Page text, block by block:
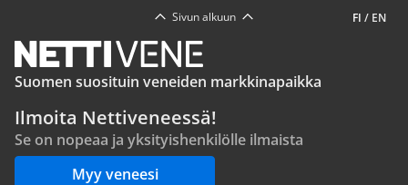
FI / EN
Sivun alkuun
Suomen suosituin veneiden markkinapaikka
Ilmoita Nettiveneessä!
Se on nopeaa ja yksityishenkilölle ilmaista
Myy veneesi